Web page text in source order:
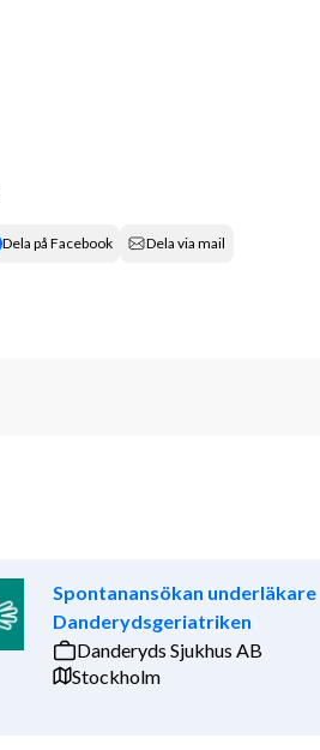
Dela på Facebook Dela via mail
Spontanansökan underläkare
Danderydsgeriatriken
Danderyds Sjukhus AB
Stockholm